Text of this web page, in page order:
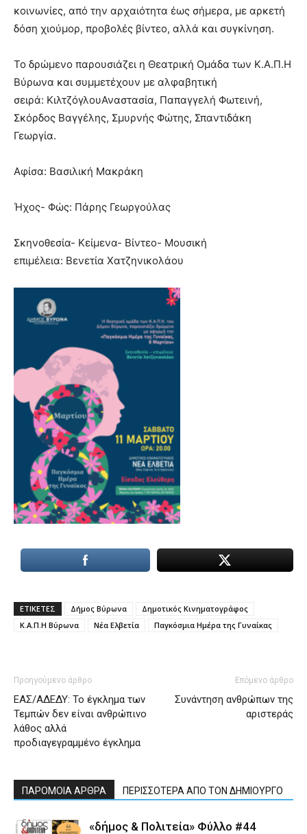
κοινωνίες, από την αρχαιότητα έως σήμερα, με αρκετή
δόση χιούμορ, προβολές βίντεο, αλλά και συγκίνηση.
Το δρώμενο παρουσιάζει η Θεατρική Ομάδα των Κ.Α.Π.Η
Βύρωνα και συμμετέχουν με αλφαβητική
σειρά: ΚιλτζόγλουΑναστασία, Παπαγγελή Φωτεινή,
Σκόρδος Βαγγέλης, Σμυρνής Φώτης, Σπαντιδάκη
Γεωργία.
Αφίσα: Βασιλική Μακράκη
Ήχος- Φώς: Πάρης Γεωργούλας
Σκηνοθεσία- Κείμενα- Βίντεο- Μουσική
επιμέλεια: Βενετία Χατζηνικολάου
ΕΤΙΚΕΤΕΣ Δήμος Βύρωνα
Δημοτικός Κινηματογράφος
Κ.Α.Π.Η Βύρωνα
Νέα Ελβετία Παγκόσμια Ημέρα της Γυναίκας
Προηγούμενο άρθρο
ΕΑΣ/ΑΔΕΔΥ: Το έγκλημα των
Τεμπών δεν είναι ανθρώπινο
λάθος αλλά
προδιαγεγραμμένο έγκλημα
Επόμενο άρθρο
Συνάντηση ανθρώπων της
αριστεράς
ΠΑΡΟΜΟΙΑ ΑΡΘΡΑ ΠΕΡΙΣΣΟΤΕΡΑ ΑΠΟ ΤΟΝ ΔΗΜΙΟΥΡΓΟ
«δήμος & Πολιτεία» Φύλλο #44